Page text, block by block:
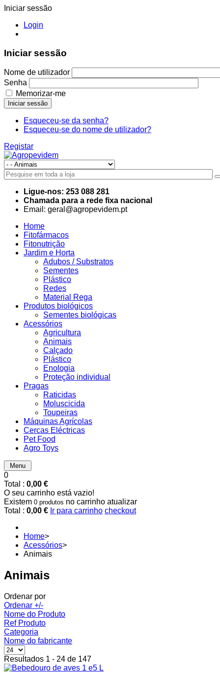
Iniciar sessão
Login
Iniciar sessão
Nome de utilizador
Senha
Memorizar-me
Iniciar sessão
Esqueceu-se da senha?
Esqueceu-se do nome de utilizador?
Registar
Ligue-nos: 253 088 281
Chamada para a rede fixa nacional
Email: geral@agropevidem.pt
Home
Fitofármacos
Fitonutrição
Jardim e Horta
Adubos / Substratos
Sementes
Plástico
Redes
Material Rega
Produtos biológicos
Sementes biológicas
Acessórios
Agricultura
Animais
Calçado
Plástico
Enologia
Proteção individual
Pragas
Raticidas
Moluscicida
Toupeiras
Máquinas Agrícolas
Cercas Eléctricas
Pet Food
Agro Toys
Menu
0
Total : 0,00 €
O seu carrinho está vazio!
Existem 0 produtos no carrinho atualizar
Total : 0,00 € Ir para carrinho checkout
Home>
Acessórios>
Animais
Animais
Ordenar por
Ordenar +/-
Nome do Produto
Ref Produto
Categoria
Nome do fabricante
Resultados 1 - 24 de 147